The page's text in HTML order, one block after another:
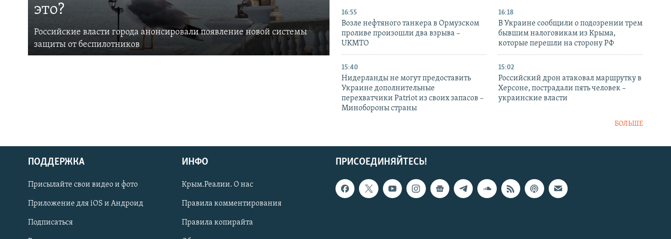
Українською
Qırımtatar
ПРИСОЕДИНЯЙТЕСЬ!
это?
Российские власти города анонсировали появление новой системы
защиты от беспилотников
16:55
Возле нефтяного танкера в Ормузском
проливе произошли два взрыва –
UKMTO
16:18
В Украине сообщили о подозрении трем
бывшим налоговикам из Крыма,
которые перешли на сторону РФ
15:40
Нидерланды не могут предоставить
Украине дополнительные
перехватчики Patriot из своих запасов –
Минобороны страны
15:02
Российский дрон атаковал маршрутку в
Херсоне, пострадали пять человек –
украинские власти
БОЛЬШЕ
ПРИСОЕДИНЯЙТЕСЬ!
ПОДДЕРЖКА
Присылайте свои видео и фото
Приложение для iOS и Андроид
Подписаться
ИНФО
Крым.Реалии. О нас
Правила комментирования
Правила копирайта